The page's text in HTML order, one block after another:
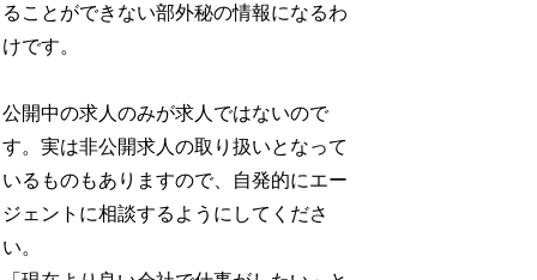
ることができない部外秘の情報になるわ
けです。
公開中の求人のみが求人ではないので
す。実は非公開求人の取り扱いとなって
いるものもありますので、自発的にエー
ジェントに相談するようにしてくださ
い。